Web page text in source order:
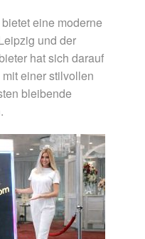
bietet eine moderne
und der
hat sich darauf
einer stilvollen
bleibende